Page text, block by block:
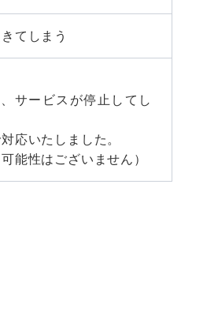
てしまう
サービスが停止してし
応いたしました。
能性はございません）